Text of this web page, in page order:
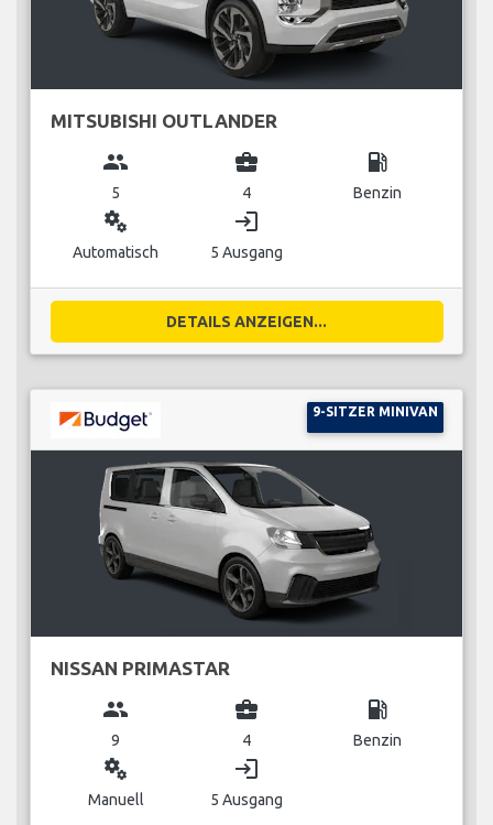
MITSUBISHI OUTLANDER
group
5
business_center
4
local_gas_station
Benzin
miscellaneous_services
Automatisch
login
5 Ausgang
DETAILS ANZEIGEN...
9-SITZER MINIVAN
NISSAN PRIMASTAR
group
9
business_center
4
local_gas_station
Benzin
miscellaneous_services
Manuell
login
5 Ausgang